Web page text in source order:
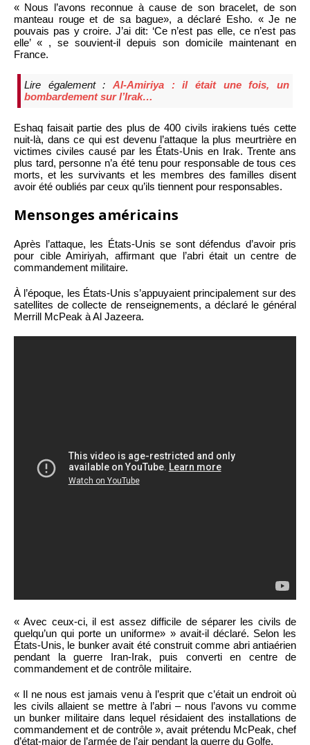
« Nous l’avons reconnue à cause de son bracelet, de son
manteau rouge et de sa bague», a déclaré Esho. « Je ne
pouvais pas y croire. J’ai dit: ‘Ce n’est pas elle, ce n’est pas
elle’ « , se souvient-il depuis son domicile maintenant en
France.
Lire également : Al-Amiriya : il était une fois, un
bombardement sur l’Irak…
Eshaq faisait partie des plus de 400 civils irakiens tués cette
nuit-là, dans ce qui est devenu l’attaque la plus meurtrière en
victimes civiles causé par les États-Unis en Irak. Trente ans
plus tard, personne n’a été tenu pour responsable de tous ces
morts, et les survivants et les membres des familles disent
avoir été oubliés par ceux qu’ils tiennent pour responsables.
Mensonges américains
Après l’attaque, les États-Unis se sont défendus d’avoir pris
pour cible Amiriyah, affirmant que l’abri était un centre de
commandement militaire.
À l’époque, les États-Unis s’appuyaient principalement sur des
satellites de collecte de renseignements, a déclaré le général
Merrill McPeak à Al Jazeera.
« Avec ceux-ci, il est assez difficile de séparer les civils de
quelqu’un qui porte un uniforme» » avait-il déclaré. Selon les
États-Unis, le bunker avait été construit comme abri antiaérien
pendant la guerre Iran-Irak, puis converti en centre de
commandement et de contrôle militaire.
« Il ne nous est jamais venu à l’esprit que c’était un endroit où
les civils allaient se mettre à l’abri – nous l’avons vu comme
un bunker militaire dans lequel résidaient des installations de
commandement et de contrôle », avait prétendu McPeak, chef
d’état-major de l’armée de l’air pendant la guerre du Golfe.